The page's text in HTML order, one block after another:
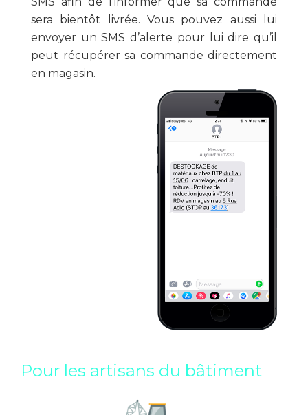
sera bientôt livrée. Vous pouvez aussi lui
envoyer un SMS d’alerte pour lui dire qu’il
peut récupérer sa commande directement
en magasin.
Pour les artisans du bâtiment